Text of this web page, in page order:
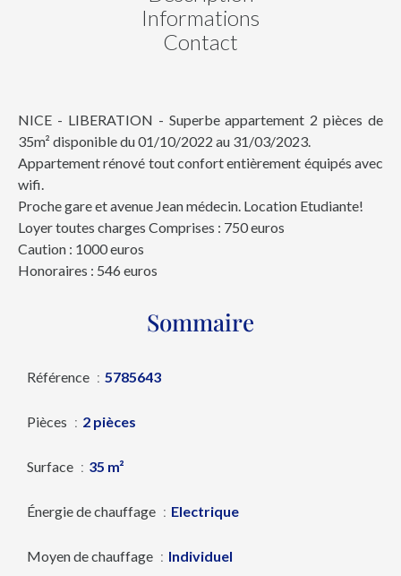
Informations
Contact
NICE - LIBERATION - Superbe appartement 2 pièces de
35m² disponible du 01/10/2022 au 31/03/2023.
Appartement rénové tout confort entièrement équipés avec
wifi.
Proche gare et avenue Jean médecin. Location Etudiante!
Loyer toutes charges Comprises : 750 euros
Caution : 1000 euros
Honoraires : 546 euros
Sommaire
Référence 5785643
Pièces 2 pièces
Surface 35 m²
Énergie de chauffage Electrique
Moyen de chauffage Individuel